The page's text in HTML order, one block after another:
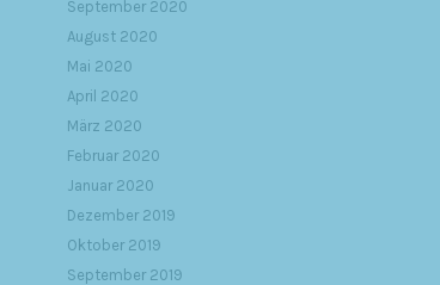
September 2020
August 2020
Mai 2020
April 2020
März 2020
Februar 2020
Januar 2020
Dezember 2019
Oktober 2019
September 2019